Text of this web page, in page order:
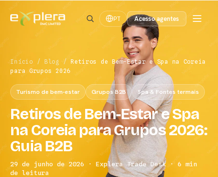
PT Acesso agentes
Início / Blog /
Retiros de Bem-Estar e Spa na Coreia
para Grupos 2026
Turismo de bem-estar Grupos B2B Spa & Fontes termais
Retiros de Bem-Estar e Spa
na Coreia para Grupos 2026:
Guia B2B
29 de junho de 2026 · Explera Trade Desk · 6 min
de leitura